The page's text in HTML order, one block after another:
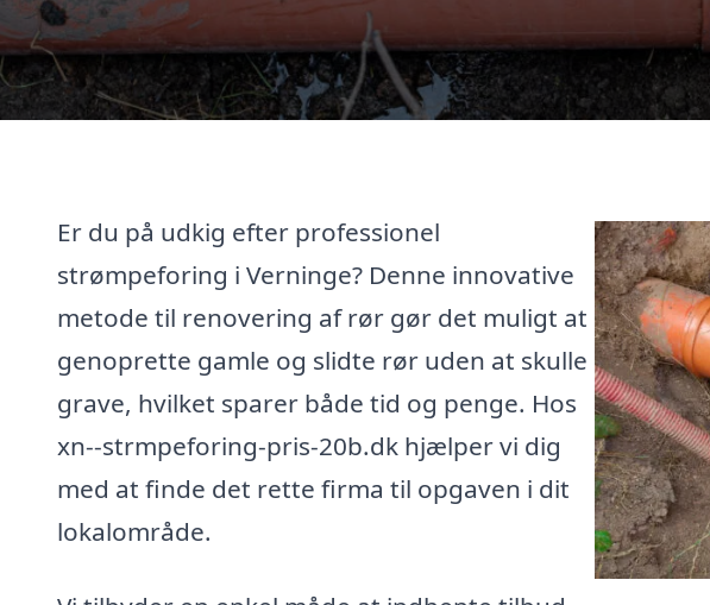
Er du på udkig efter professionel
strømpeforing i Verninge? Denne innovative
metode til renovering af rør gør det muligt at
genoprette gamle og slidte rør uden at skulle
grave, hvilket sparer både tid og penge. Hos
xn--strmpeforing-pris-20b.dk hjælper vi dig
med at finde det rette firma til opgaven i dit
lokalområde.